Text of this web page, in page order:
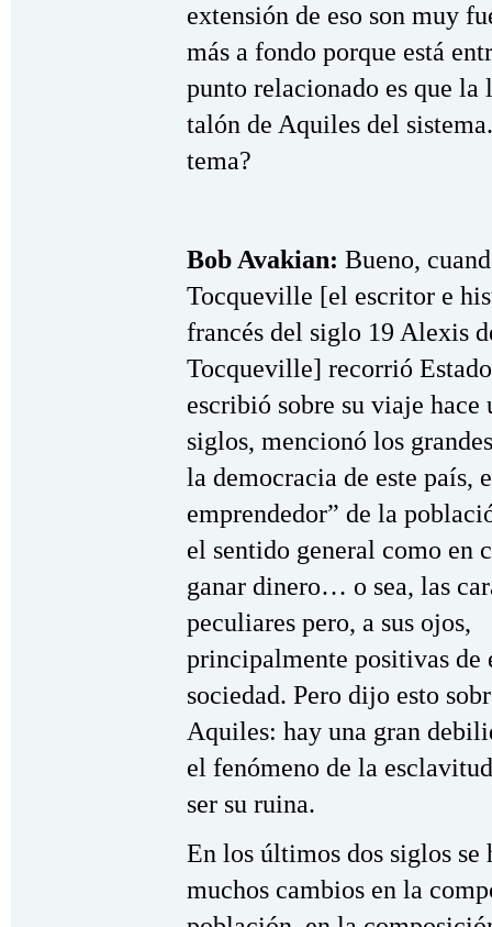
extensión de eso son muy
más a fondo porque está
punto relacionado es que la
talón de Aquiles del
tema?
Bob Avakian: Bueno,
Tocqueville [el escritor e
francés del siglo 19 Alexis
Tocqueville] recorrió
escribió sobre su viaje hace
siglos, mencionó los
la democracia de este país,
emprendedor” de la
el sentido general como en
ganar dinero… o sea, las
peculiares pero, a sus ojos,
principalmente positivas de
sociedad. Pero dijo esto
Aquiles: hay una gran
el fenómeno de la
ser su ruina.
En los últimos dos siglos se
muchos cambios en la